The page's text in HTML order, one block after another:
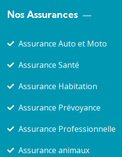
Nos Assurances
Assurance Auto et Moto
Assurance Santé
Assurance Habitation
Assurance Prévoyance
Assurance Professionnelle
Assurance animaux